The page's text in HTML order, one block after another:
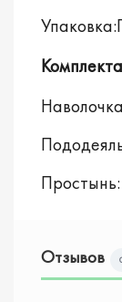
Отзывов